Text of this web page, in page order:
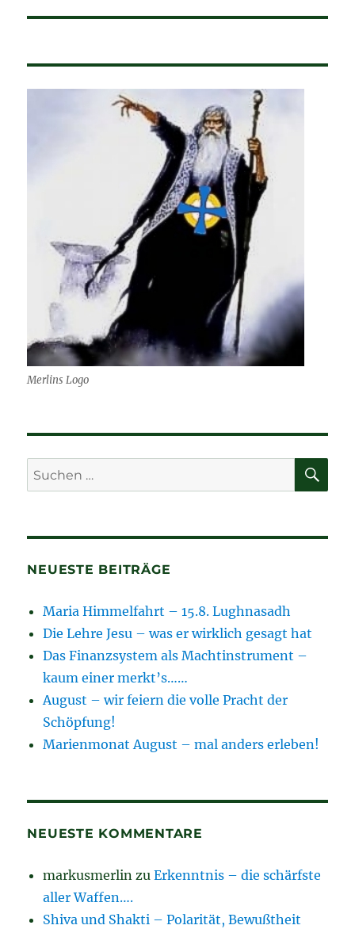
Merlins Logo
Suchen
nach:
NEUESTE BEITRÄGE
Maria Himmelfahrt – 15.8. Lughnasadh
Die Lehre Jesu – was er wirklich gesagt hat
Das Finanzsystem als Machtinstrument –
kaum einer merkt’s……
August – wir feiern die volle Pracht der
Schöpfung!
Marienmonat August – mal anders erleben!
NEUESTE KOMMENTARE
markusmerlin zuErkenntnis – die schärfste
aller Waffen….
Shiva und Shakti – Polarität, Bewußtheit